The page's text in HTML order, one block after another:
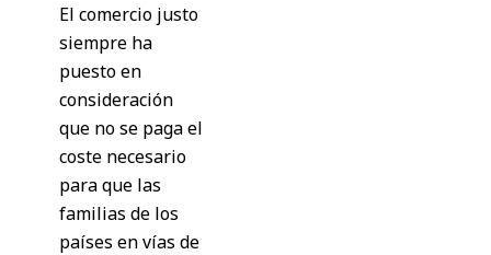
El comercio justo
siempre ha
puesto en
consideración
que no se paga el
coste necesario
para que las
familias de los
países en vías de